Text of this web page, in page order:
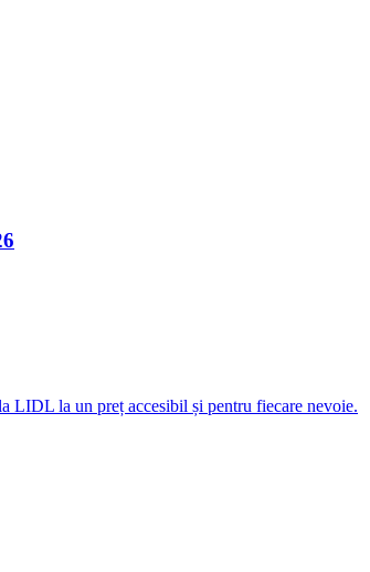
LIDL la un preț accesibil și pentru fiecare nevoie.